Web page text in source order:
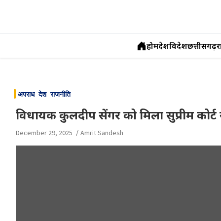
content
होमदेशविदेशछत्तीसगढ़
अपराध देश राजनीति
विधायक कुलदीप सेंगर को मिला सुप्रीम
December 29, 2025 Amrit Sandesh